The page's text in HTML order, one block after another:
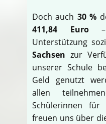
Doch auch 30 %
411,84 Euro–
Unterstützung
Sachsen zur
unserer Schule
Geld genutzt
allen
Schülerinnen
freuen uns über